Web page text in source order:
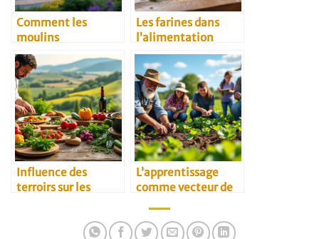
Comment les
moulins
traditionnels
s’adaptent au
marché B2B
moderne
Les farines dans
l’alimentation
végétarienne
Influence des
terroirs sur les
L’apprentissage
comme vecteur de